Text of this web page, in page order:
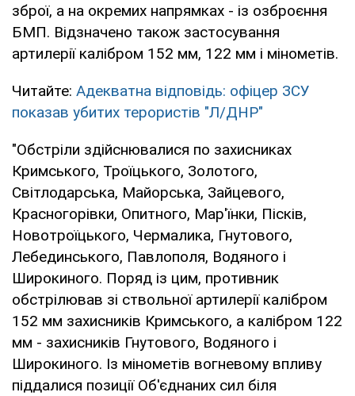
зброї, а на окремих напрямках - із озброєння
БМП. Відзначено також застосування
артилерії калібром 152 мм, 122 мм і мінометів.
Читайте: Адекватна відповідь: офіцер ЗСУ
показав убитих терористів "Л/ДНР"
"Обстріли здійснювалися по захисниках
Кримського, Троїцького, Золотого,
Світлодарська, Майорська, Зайцевого,
Красногорівки, Опитного, Мар'їнки, Пісків,
Новотроїцького, Чермалика, Гнутового,
Лебединського, Павлополя, Водяного і
Широкиного. Поряд із цим, противник
обстрілював зі ствольної артилерії калібром
152 мм захисників Кримського, а калібром 122
мм - захисників Гнутового, Водяного і
Широкиного. Із мінометів вогневому впливу
піддалися позиції Об'єднаних сил біля